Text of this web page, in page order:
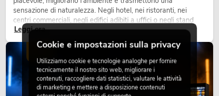
sensazione di naturalezza. Negli hotel, nei ristoranti, nei
centri commerciali, negli edifici adibiti a uffici o negli stand
fieristici, una vegetazione di alta qualità è ormai parte
integrante dei moderni progetti di arredamento.
Leggi ora
Cookie e impostazioni sulla privacy
Utilizziamo cookie e tecnologie analoghe per fornire
tecnicamente il nostro sito web, migliorare i
contenuti, raccogliere dati statistici, valutare le attività
di marketing e mettere a disposizione contenuti